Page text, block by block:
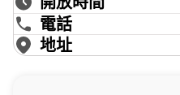
的「黑金」紫菜，清代時便
輪流到錠鉤嶼採集紫菜，是
眾不得私自登陸採集喔！
電話
地址